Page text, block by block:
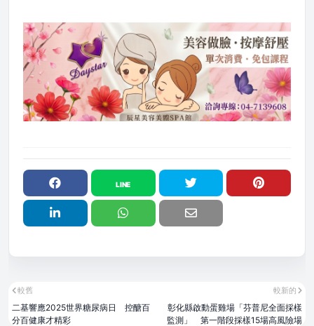
較新的
彰化縣啟動蛋雞場「芬普尼全面採樣
監測」 第一階段採樣15場高風險場
較舊
二基響應2025世界糖尿病日 控醣百
分百健康才精彩